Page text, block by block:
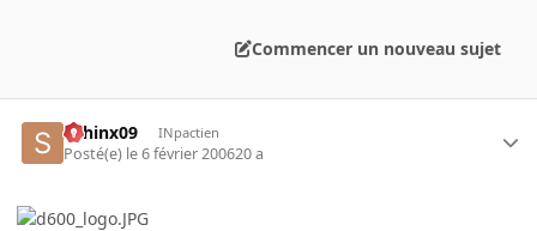
Commencer un nouveau sujet
sphinx09 INpactien
Posté(e) le 6 février 200620 a